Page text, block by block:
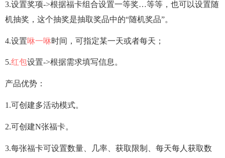
3.设置奖项->根据福卡组合设置一等奖…等等，也可以设置随
机抽奖，这个抽奖是抽取奖品中的“随机奖品”。
4.设置咻一咻时间，可指定某一天或者每天；
5.红包设置->根据需求填写信息。
产品优势：
1.可创建多活动模式。
2.可创建N张福卡。
3.每张福卡可设置数量、几率、获取限制、每天每人获取数